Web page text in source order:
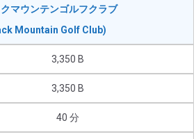
マウンテンゴルフクラブ
Mountain Golf Club)
3,350 B
3,350 B
40 分